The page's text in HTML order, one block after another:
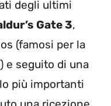
degli ultimi
Gate 3,
(famosi per la
e seguito di una
più importanti